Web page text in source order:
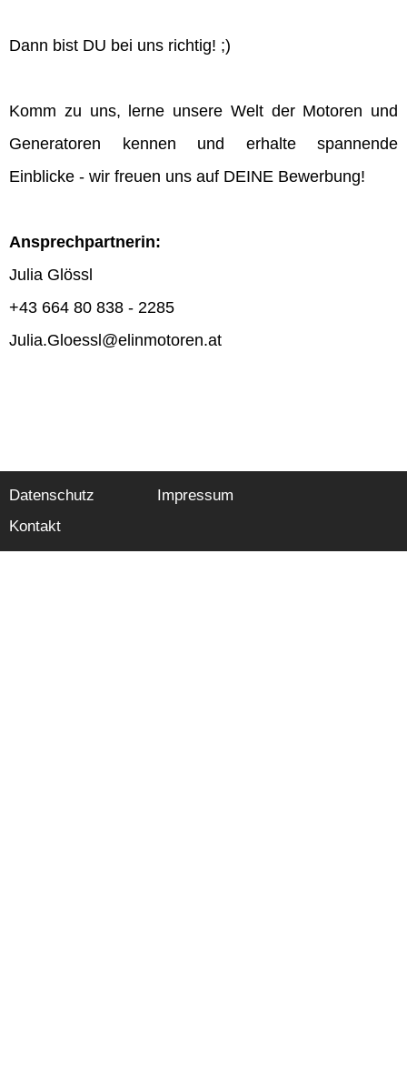
Dann bist DU bei uns richtig! ;)
Komm zu uns, lerne unsere Welt der Motoren und
Generatoren kennen und erhalte spannende
Einblicke - wir freuen uns auf DEINE Bewerbung!
Ansprechpartnerin:
Julia Glössl
+43 664 80 838 - 2285
Julia.Gloessl@elinmotoren.at
Datenschutz
Impressum
Kontakt